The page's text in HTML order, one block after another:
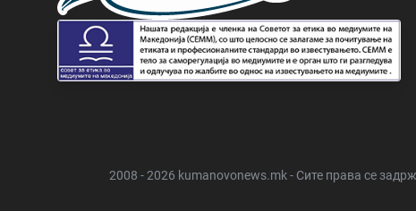
2008 - 2026 kumanovonews.mk - Сите права се